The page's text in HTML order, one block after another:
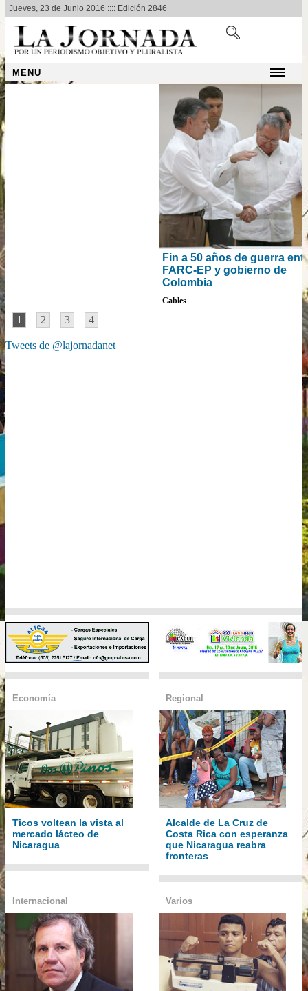
Jueves, 23 de Junio 2016 :::: Edición 2846
MENU
1 2 3 4
Tweets de @lajornadanet
Economía
Ticos voltean la vista al
mercado lácteo de
Nicaragua
Regional
Alcalde de La Cruz de
Costa Rica con esperanza
que Nicaragua reabra
fronteras
Internacional Varios